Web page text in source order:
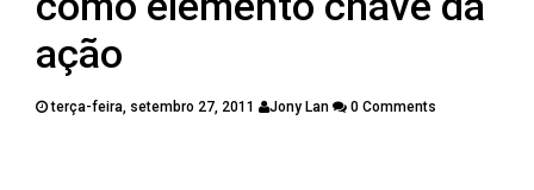
ação
terça-feira, setembro 27, 2011 Jony Lan 0 Comments